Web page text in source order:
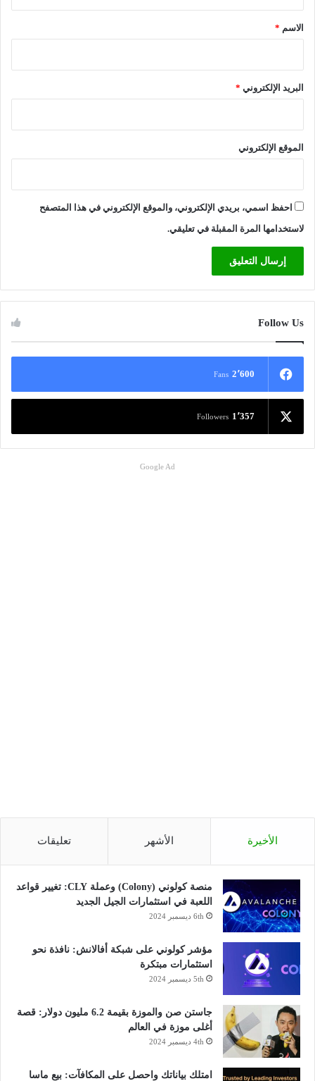
*
الاسم *
البريد الإلكتروني *
الموقع الإلكتروني
احفظ اسمي، بريدي الإلكتروني، والموقع الإلكتروني في هذا المتصفح
لاستخدامها المرة المقبلة في تعليقي.
Follow Us
2٬600 Fans
1٬357 Followers
Google Ad
الأخيرة الأشهر تعليقات
منصة كولوني (Colony) وعملة CLY: تغيير قواعد
اللعبة في استثمارات الجيل الجديد
6th ديسمبر 2024
مؤشر كولوني على شبكة أفالانش: نافذة نحو
استثمارات مبتكرة
5th ديسمبر 2024
جاستن صن والموزة بقيمة 6.2 مليون دولار: قصة
أغلى موزة في العالم
4th ديسمبر 2024
امتلك بياناتك واحصل على المكافآت: بيع ماسا